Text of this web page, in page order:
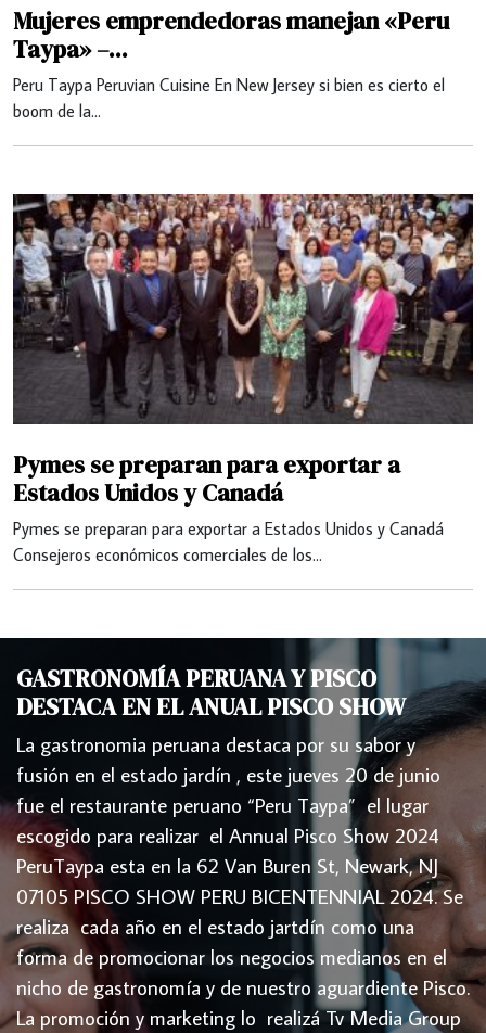
Mujeres emprendedoras manejan «Peru
Taypa» –...
Peru Taypa Peruvian Cuisine En New Jersey si bien es cierto el
boom de la…
Pymes se preparan para exportar a
Estados Unidos y Canadá
Pymes se preparan para exportar a Estados Unidos y Canadá
Consejeros económicos comerciales de los…
GASTRONOMÍA PERUANA Y PISCO
DESTACA EN EL ANUAL PISCO SHOW
La gastronomia peruana destaca por su sabor y
fusión en el estado jardín , este jueves 20 de junio
fue el restaurante peruano “Peru Taypa” el lugar
escogido para realizar el Annual Pisco Show 2024
PeruTaypa esta en la 62 Van Buren St, Newark, NJ
07105 PISCO SHOW PERU BICENTENNIAL 2024. Se
realiza cada año en el estado jartdín como una
forma de promocionar los negocios medianos en el
nicho de gastronomía y de nuestro aguardiente Pisco.
La promoción y marketing lo realizá Tv Media Group